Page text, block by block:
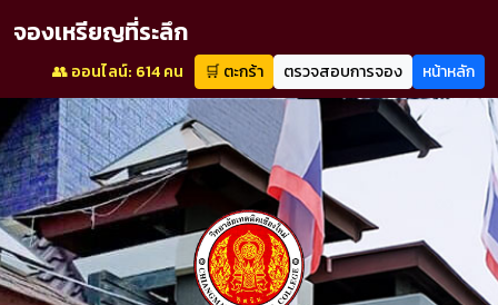
จองเหรียญที่ระลึก
👥 ออนไลน์: 614 คน 🛒 ตะกร้า ตรวจสอบการจอง หน้าหลัก